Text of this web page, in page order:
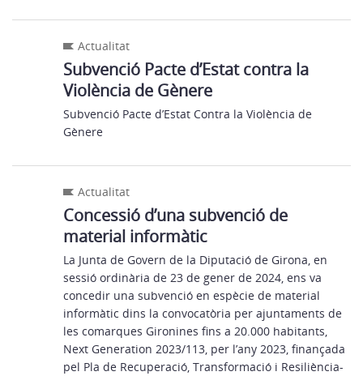
Actualitat
Subvenció Pacte d’Estat contra la
Violència de Gènere
Subvenció Pacte d’Estat Contra la Violència de
Gènere
Actualitat
Concessió d’una subvenció de
material informàtic
La Junta de Govern de la Diputació de Girona, en
sessió ordinària de 23 de gener de 2024, ens va
concedir una subvenció en espècie de material
informàtic dins la convocatòria per ajuntaments de
les comarques Gironines fins a 20.000 habitants,
Next Generation 2023/113, per l’any 2023, finançada
pel Pla de Recuperació, Transformació i Resiliència-